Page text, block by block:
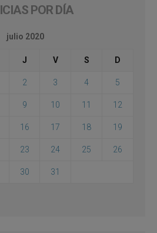
POR DÍA
julio 2020
J V S D
2 3 4 5
9 10 11 12
16 17 18 19
23 24 25 26
30 31